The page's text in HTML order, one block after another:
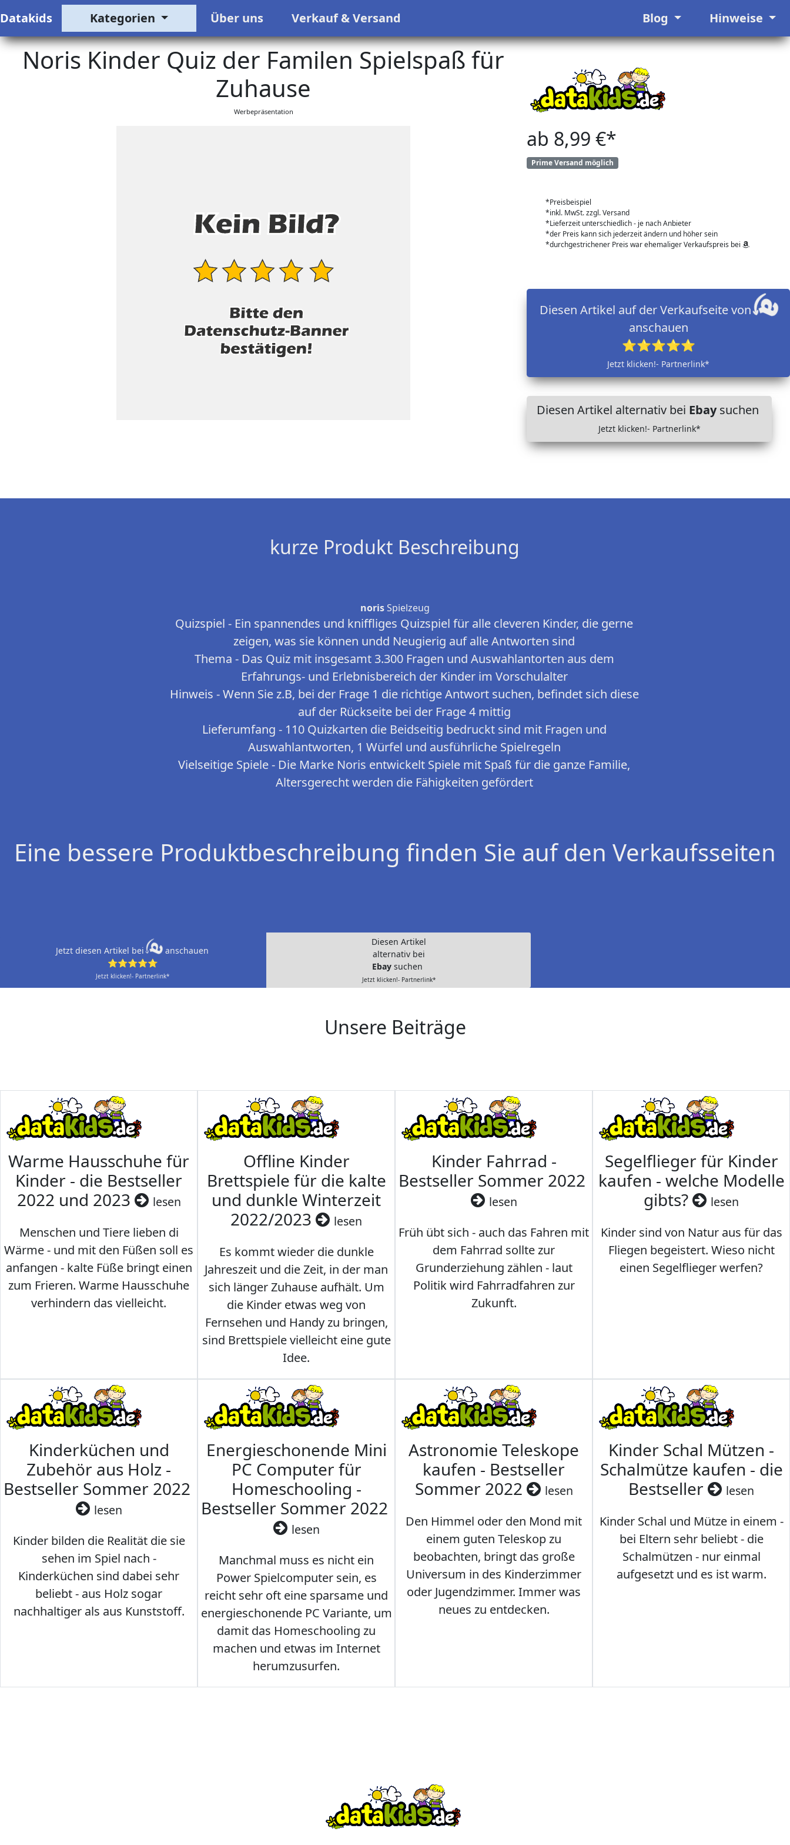
Datakids Kategorien Über uns Verkauf & Versand Blog Hinweise
Noris Kinder Quiz der Familen Spielspaß für
Zuhause
Werbepräsentation
ab 8,99 €*
Prime Versand möglich
*Preisbeispiel
*inkl. MwSt. zzgl. Versand
*Lieferzeit unterschiedlich - je nach Anbieter
*der Preis kann sich jederzeit ändern und höher sein
*durchgestrichener Preis war ehemaliger Verkaufspreis bei
Diesen Artikel auf der Verkaufseite von
anschauen
⭐⭐⭐⭐⭐
Jetzt klicken!- Partnerlink*
Diesen Artikel alternativ bei Ebaysuchen
Jetzt klicken!- Partnerlink*
kurze Produkt Beschreibung
norisSpielzeug
Quizspiel - Ein spannendes und kniffliges Quizspiel für alle cleveren Kinder, die gerne
zeigen, was sie können undd Neugierig auf alle Antworten sind
Thema - Das Quiz mit insgesamt 3.300 Fragen und Auswahlantorten aus dem
Erfahrungs- und Erlebnisbereich der Kinder im Vorschulalter
Hinweis - Wenn Sie z.B, bei der Frage 1 die richtige Antwort suchen, befindet sich diese
auf der Rückseite bei der Frage 4 mittig
Lieferumfang - 110 Quizkarten die Beidseitig bedruckt sind mit Fragen und
Auswahlantworten, 1 Würfel und ausführliche Spielregeln
Vielseitige Spiele - Die Marke Noris entwickelt Spiele mit Spaß für die ganze Familie,
Altersgerecht werden die Fähigkeiten gefördert
Eine bessere Produktbeschreibung finden Sie auf den Verkaufsseiten
Jetzt diesen Artikel bei
anschauen
⭐⭐⭐⭐⭐
Jetzt klicken!- Partnerlink*
Diesen Artikel
alternativ bei
Ebay suchen
Jetzt klicken!- Partnerlink*
Unsere Beiträge
Warme Hausschuhe für
Kinder - die Bestseller
2022 und 2023
lesen
Menschen und Tiere lieben di
Wärme - und mit den Füßen soll es
anfangen - kalte Füße bringt einen
zum Frieren. Warme Hausschuhe
verhindern das vielleicht.
Offline Kinder
Brettspiele für die kalte
und dunkle Winterzeit
2022/2023
lesen
Es kommt wieder die dunkle
Jahreszeit und die Zeit, in der man
sich länger Zuhause aufhält. Um
die Kinder etwas weg von
Fernsehen und Handy zu bringen,
sind Brettspiele vielleicht eine gute
Idee.
Kinder Fahrrad -
Bestseller Sommer 2022
lesen
Früh übt sich - auch das Fahren mit
dem Fahrrad sollte zur
Grunderziehung zählen - laut
Politik wird Fahrradfahren zur
Zukunft.
Segelflieger für Kinder
kaufen - welche Modelle
gibts?
lesen
Kinder sind von Natur aus für das
Fliegen begeistert. Wieso nicht
einen Segelflieger werfen?
Kinderküchen und
Zubehör aus Holz -
Bestseller Sommer 2022
lesen
Kinder bilden die Realität die sie
sehen im Spiel nach -
Kinderküchen sind dabei sehr
beliebt - aus Holz sogar
nachhaltiger als aus Kunststoff.
Energieschonende Mini
PC Computer für
Homeschooling -
Bestseller Sommer 2022
lesen
Manchmal muss es nicht ein
Power Spielcomputer sein, es
reicht sehr oft eine sparsame und
energieschonende PC Variante, um
damit das Homeschooling zu
machen und etwas im Internet
herumzusurfen.
Astronomie Teleskope
kaufen - Bestseller
Sommer 2022
lesen
Den Himmel oder den Mond mit
einem guten Teleskop zu
beobachten, bringt das große
Universum in des Kinderzimmer
oder Jugendzimmer. Immer was
neues zu entdecken.
Kinder Schal Mützen -
Schalmütze kaufen - die
Bestseller
lesen
Kinder Schal und Mütze in einem -
bei Eltern sehr beliebt - die
Schalmützen - nur einmal
aufgesetzt und es ist warm.